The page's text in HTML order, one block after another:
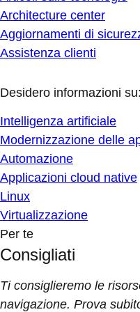
Architecture center
Aggiornamenti di
Assistenza clienti
Desidero informazioni su:
Intelligenza artificiale
Modernizzazione delle
Automazione
Applicazioni cloud native
Linux
Virtualizzazione
Per te
Consigliati
Ti consiglieremo le
navigazione. Prova